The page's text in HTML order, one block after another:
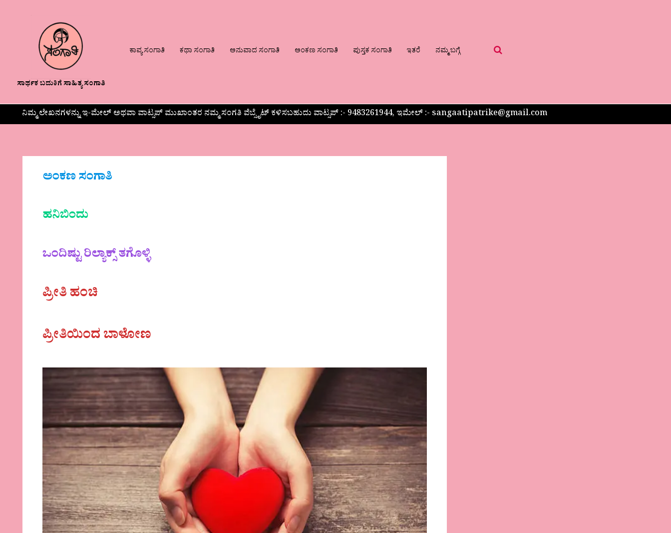
ಸಾರ್ಥಕ ಬದುಕಿಗೆ ಸಾಹಿತ್ಯ ಸಂಗಾತಿ
ಕಾವ್ಯ ಸಂಗಾತಿ ಕಥಾ ಸಂಗಾತಿ ಅನುವಾದ ಸಂಗಾತಿ ಅಂಕಣ ಸಂಗಾತಿ ಪುಸ್ತಕ ಸಂಗಾತಿ ಇತರೆ ನಮ್ಮ ಬಗ್ಗೆ
ನಿಮ್ಮ ಲೇಖನಗಳನ್ನು ಇ-ಮೇಲ್ ಅಥವಾ ವಾಟ್ಸಪ್ ಮುಖಾಂತರ ನಮ್ಮ ಸಂಗತಿ ವೆಬ್ಸೈಟ್ ಕಳಿಸಬಹುದು ವಾಟ್ಸಪ್‌ :- 9483261944, ಇಮೇಲ್ :- sangaatipatrike@gmail.com
ಅಂಕಣ ಸಂಗಾತಿ
ಹನಿಬಿಂದು
ಒಂದಿಷ್ಟು ರಿಲ್ಯಾಕ್ಸ್ ತಗೊಳ್ಳಿ
ಪ್ರೀತಿ ಹಂಚಿ
ಪ್ರೀತಿಯಿಂದ ಬಾಳೋಣ